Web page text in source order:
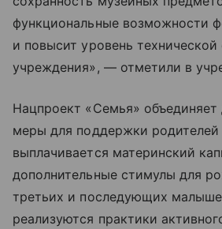
функциональные возможности
и повысит уровень
учреждения», — отметили в
Нацпроект «Семья»
меры для поддержки родителей
выплачивается материнский
дополнительные стимулы для
третьих и последующих
реализуются практики